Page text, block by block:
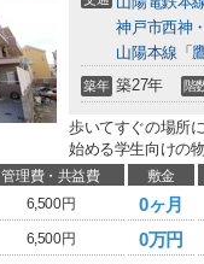
神戸市西神
山陽本線 「
築年 築27年 階
歩いてすぐの場所
始める学生向けの
管理費・共益費 敷金
6,500円 0ヶ月
6,500円 0万円